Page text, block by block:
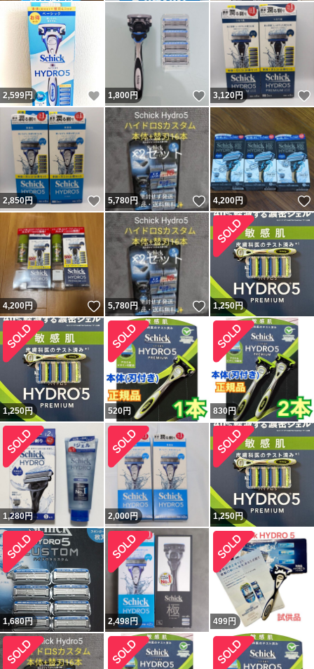
2,599円 いいね！
1,800円 いいね！
3,120円
2,850円 いいね！
5,780円 いいね！
4,200円
4,200円 いいね！
5,780円 いいね！
1,250円
1,250円 520円 830円
1,280円 2,000円 1,250円
1,680円 2,498円 499円